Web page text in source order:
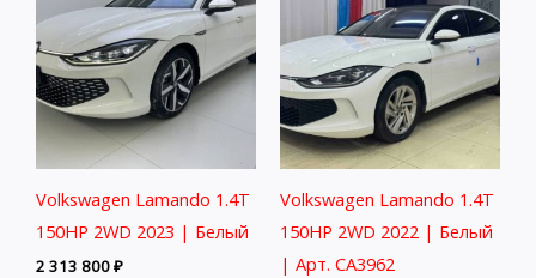
Volkswagen Lamando 1.4T
150HP 2WD 2023 | Белый
2 313 800₽
Volkswagen Lamando 1.4T
150HP 2WD 2022 | Белый
| Арт. CA3962